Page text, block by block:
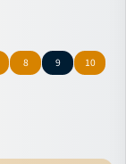
8 9
10